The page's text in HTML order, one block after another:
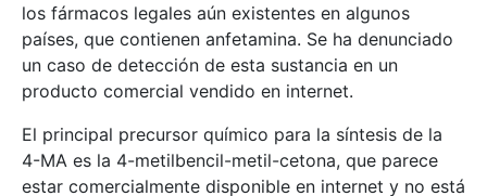
los fármacos legales aún existentes en algunos
países, que contienen anfetamina. Se ha denunciado
un caso de detección de esta sustancia en un
producto comercial vendido en internet.
El principal precursor químico para la síntesis de la
4-MA es la 4-metilbencil-metil-cetona, que parece
estar comercialmente disponible en internet y no está